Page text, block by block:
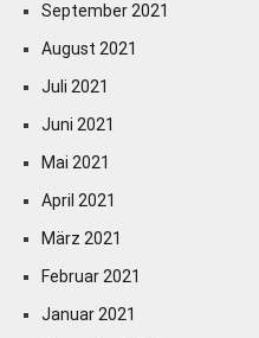
September 2021
August 2021
Juli 2021
Juni 2021
Mai 2021
April 2021
März 2021
Februar 2021
Januar 2021